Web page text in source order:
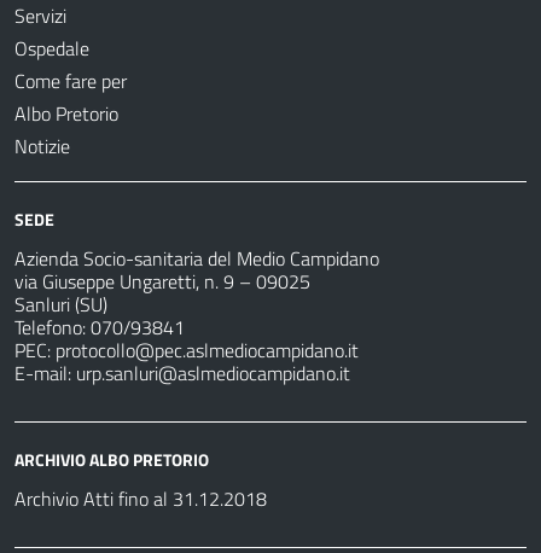
Servizi
Ospedale
Come fare per
Albo Pretorio
Notizie
SEDE
Azienda Socio-sanitaria del Medio Campidano
via Giuseppe Ungaretti, n. 9 – 09025
Sanluri (SU)
Telefono: 070/93841
PEC: protocollo@pec.aslmediocampidano.it
E-mail: urp.sanluri@aslmediocampidano.it
ARCHIVIO ALBO PRETORIO
Archivio Atti fino al 31.12.2018